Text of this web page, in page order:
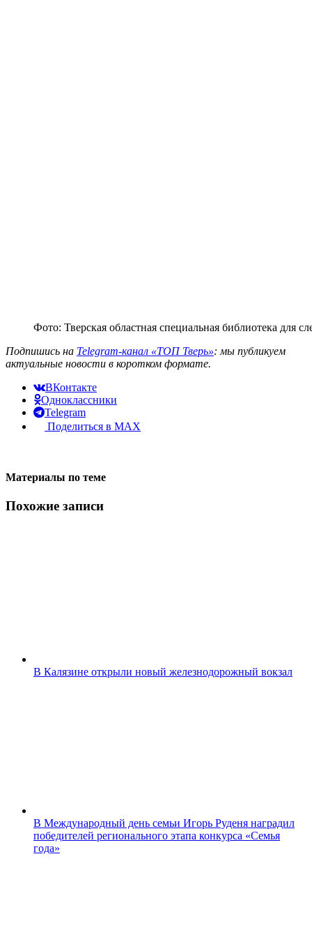
Фото: Тверская областная специальная библиотека для
Подпишись на Telegram-канал «ТОП Тверь»: мы публикуем
актуальные новости в коротком формате.
ВКонтакте
Одноклассники
Telegram
Поделиться в MAX
Материалы по теме
Похожие записи
В Калязине открыли новый железнодорожный вокзал
В Международный день семьи Игорь Руденя наградил
победителей регионального этапа конкурса «Семья
года»